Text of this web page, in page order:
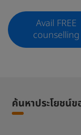
Avail FREE
counselling
ค้นหาประโยชน์ข